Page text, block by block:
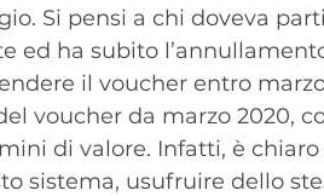
Si pensi a chi doveva
ed ha subito
il voucher entro marzo
voucher da marzo 2020,
di valore. Infatti, è
sistema, usufruire dello